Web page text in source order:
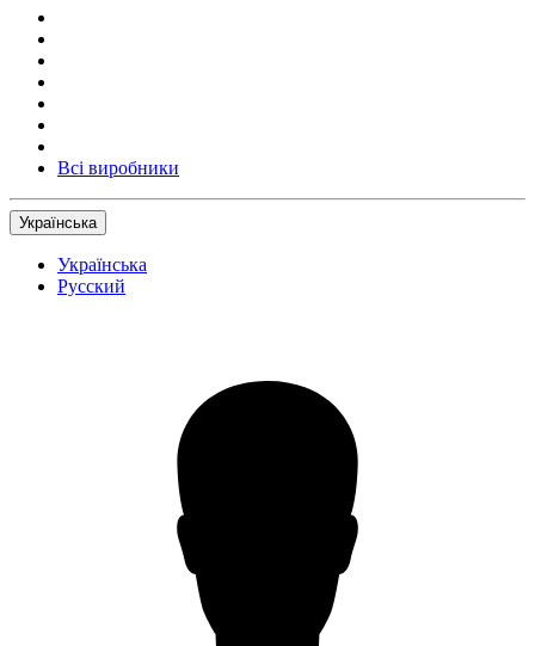
Всі виробники
Українська
Українська
Русский